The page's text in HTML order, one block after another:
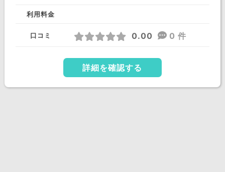
利用料金
口コミ 0.00 0 件
詳細を確認する